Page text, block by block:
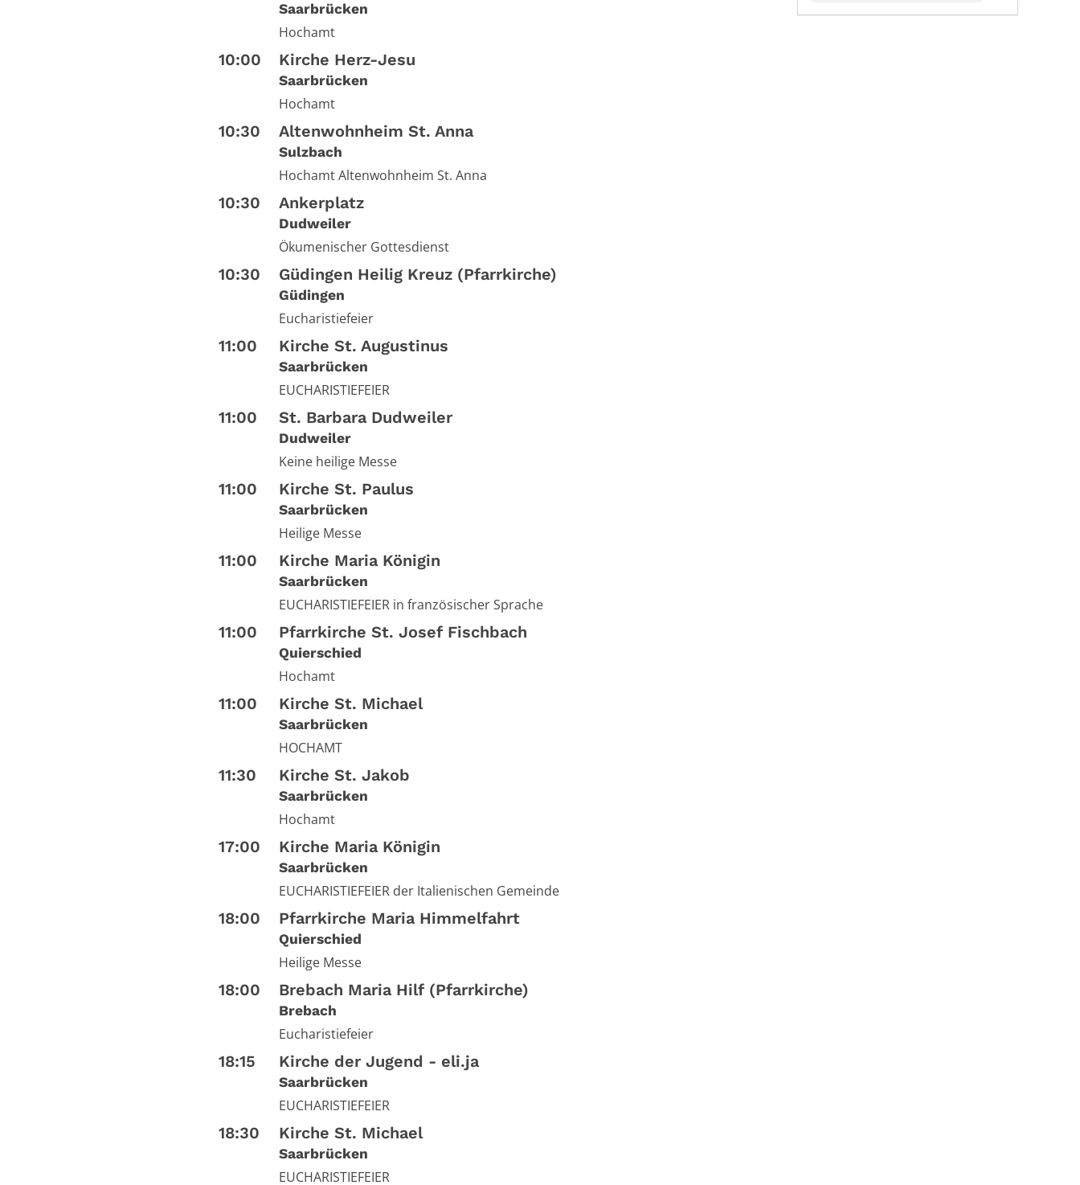
Saarbrücken
Hochamt
10:00 Kirche Herz-Jesu
Saarbrücken
Hochamt
10:30 Altenwohnheim St. Anna
Sulzbach
Hochamt Altenwohnheim St. Anna
10:30 Ankerplatz
Dudweiler
Ökumenischer Gottesdienst
10:30 Güdingen Heilig Kreuz (Pfarrkirche)
Güdingen
Eucharistiefeier
11:00 Kirche St. Augustinus
Saarbrücken
EUCHARISTIEFEIER
11:00 St. Barbara Dudweiler
Dudweiler
Keine heilige Messe
11:00 Kirche St. Paulus
Saarbrücken
Heilige Messe
11:00 Kirche Maria Königin
Saarbrücken
EUCHARISTIEFEIER in französischer Sprache
11:00 Pfarrkirche St. Josef Fischbach
Quierschied
Hochamt
11:00 Kirche St. Michael
Saarbrücken
HOCHAMT
11:30 Kirche St. Jakob
Saarbrücken
Hochamt
17:00 Kirche Maria Königin
Saarbrücken
EUCHARISTIEFEIER der Italienischen Gemeinde
18:00 Pfarrkirche Maria Himmelfahrt
Quierschied
Heilige Messe
18:00 Brebach Maria Hilf (Pfarrkirche)
Brebach
Eucharistiefeier
18:15 Kirche der Jugend - eli.ja
Saarbrücken
EUCHARISTIEFEIER
18:30 Kirche St. Michael
Saarbrücken
EUCHARISTIEFEIER